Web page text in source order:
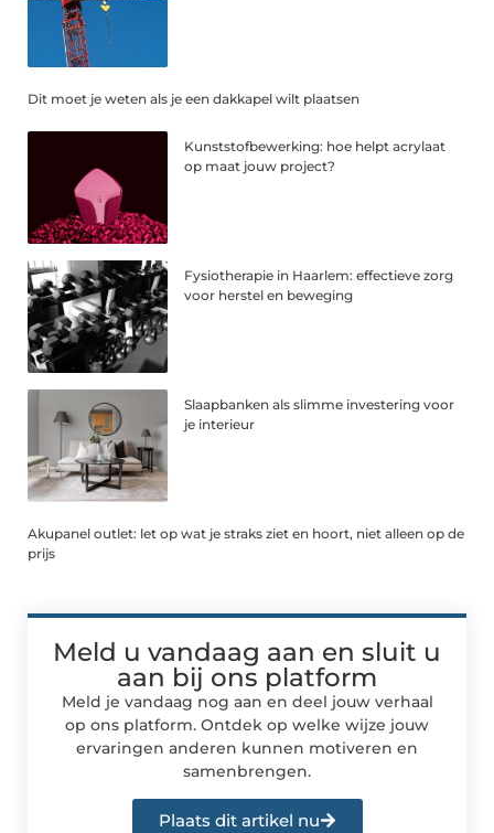
Dit moet je weten als je een dakkapel wilt plaatsen
Kunststofbewerking: hoe helpt acrylaat
op maat jouw project?
Fysiotherapie in Haarlem: effectieve zorg
voor herstel en beweging
Slaapbanken als slimme investering voor
je interieur
Akupanel outlet: let op wat je straks ziet en hoort, niet alleen op de
prijs
Meld u vandaag aan en sluit u
aan bij ons platform
Meld je vandaag nog aan en deel jouw verhaal
op ons platform. Ontdek op welke wijze jouw
ervaringen anderen kunnen motiveren en
samenbrengen.
Plaats dit artikel nu